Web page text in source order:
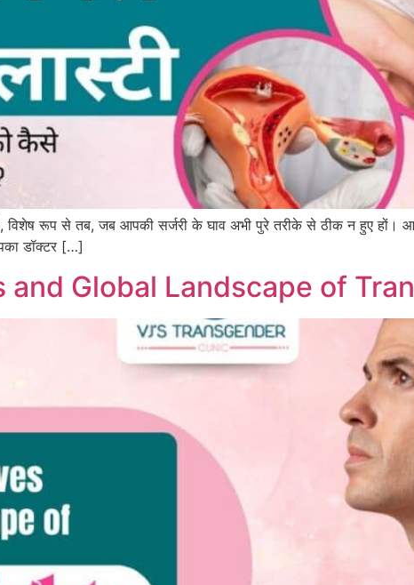
विशेष रूप से तब, जब आपकी सर्जरी के घाव अभी पुरे तरीके से ठीक न हुए हों।
डॉक्टर […]
and Global Landscape of